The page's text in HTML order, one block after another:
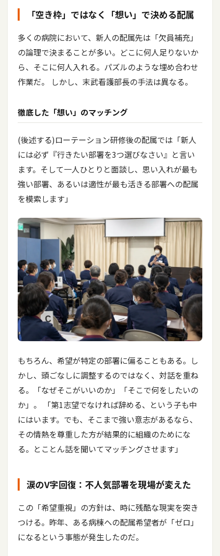
「空き枠」ではなく「想い」で決める配属
多くの病院において、新人の配属先は「欠員補充」
の論理で決まることが多い。どこに何人足りないか
ら、そこに何人入れる。パズルのような埋め合わせ
作業だ。 しかし、末武看護部長の手法は異なる。
徹底した「想い」のマッチング
(後述する)ローテーション研修後の配属では「新人
には必ず『行きたい部署を3つ選びなさい』と言い
ます。そして一人ひとりと面談し、思い入れが最も
強い部署、あるいは適性が最も活きる部署への配属
を模索します」
もちろん、希望が特定の部署に偏ることもある。し
かし、頭ごなしに調整するのではなく、対話を重ね
る。「なぜそこがいいのか」「そこで何をしたいの
か」。 「第1志望でなければ辞める、という子も中
にはいます。でも、そこまで強い意志があるなら、
その情熱を尊重した方が結果的に組織のためにな
る。とことん話を聞いてマッチングさせます」
涙のV字回復：不人気部署を現場が変えた
この「希望重視」の方針は、時に残酷な現実を突き
つける。昨年、ある病棟への配属希望者が「ゼロ」
になるという事態が発生したのだ。